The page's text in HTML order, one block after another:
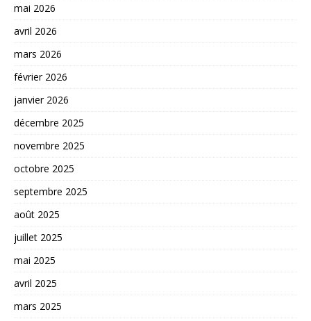
mai 2026
avril 2026
mars 2026
février 2026
janvier 2026
décembre 2025
novembre 2025
octobre 2025
septembre 2025
août 2025
juillet 2025
mai 2025
avril 2025
mars 2025